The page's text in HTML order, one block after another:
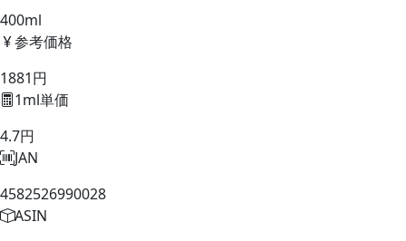
400ml
参考価格
1881円
1ml単価
4.7円
JAN
4582526990028
ASIN